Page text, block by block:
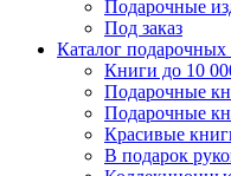
Подарочные
Под заказ
Каталог подарочных
Книги до 10
Подарочные
Подарочные
Красивые
В подарок